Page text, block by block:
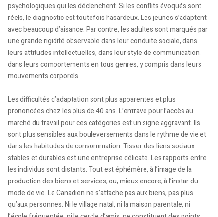
psychologiques qui les déclenchent. Si les conflits évoqués sont
réels, le diagnostic est toutefois hasardeux. Les jeunes s’adaptent
avec beaucoup d’aisance. Par contre, les adultes sont marqués par
une grande rigidité observable dans leur conduite sociale, dans
leurs attitudes intellectuelles, dans leur style de communication,
dans leurs comportements en tous genres, y compris dans leurs
mouvements corporels.
Les difficultés d’adaptation sont plus apparentes et plus
prononcées chez les plus de 40 ans. L’entrave pour l’accès au
marché du travail pour ces catégories est un signe aggravant. Ils
sont plus sensibles aux bouleversements dans le rythme de vie et
dans les habitudes de consommation. Tisser des liens sociaux
stables et durables est une entreprise délicate. Les rapports entre
les individus sont distants. Tout est éphémère, à l’image de la
production des biens et services, ou, mieux encore, à l’instar du
mode de vie. Le Canadien ne s’attache pas aux biens, pas plus
qu’aux personnes. Ni le village natal, ni la maison parentale, ni